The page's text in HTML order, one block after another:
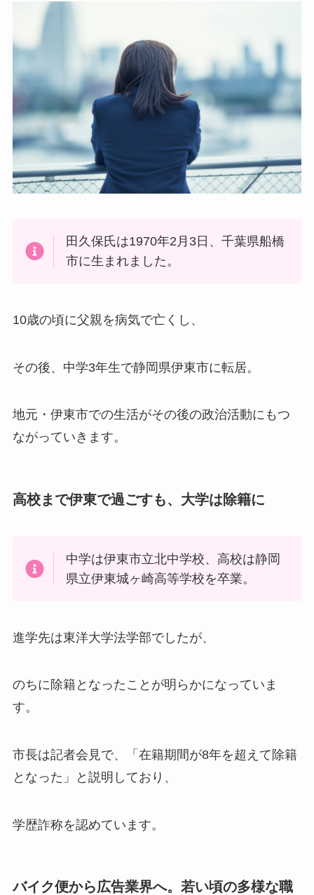
田久保氏は1970年2月3日、千葉県船橋
市に生まれました。
10歳の頃に父親を病気で亡くし、
その後、中学3年生で静岡県伊東市に転居。
地元・伊東市での生活がその後の政治活動にもつ
ながっていきます。
高校まで伊東で過ごすも、大学は除籍に
中学は伊東市立北中学校、高校は静岡
県立伊東城ヶ崎高等学校を卒業。
進学先は東洋大学法学部でしたが、
のちに除籍となったことが明らかになっていま
す。
市長は記者会見で、「在籍期間が8年を超えて除籍
となった」と説明しており、
学歴詐称を認めています。
バイク便から広告業界へ。若い頃の多様な職